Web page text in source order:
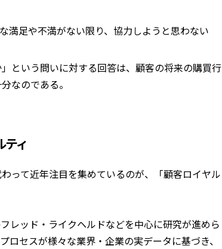
満足や不満がない限り、協力しようと思わない
という問いに対する回答は、顧客の将来の購買行
なのである。
ィ
って近年注目を集めているのが、「顧客ロイヤル
レッド・ライクヘルドなどを中心に研究が進めら
セスが様々な業界・企業の実データに基づき、